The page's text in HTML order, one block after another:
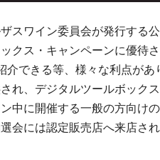
スワイン委員会が発行する
クス・キャンペーンに優待
介できる等、様々な利点が
れ、デジタルツールボック
中に開催する一般の方向け
会には認定販売店へ来店さ